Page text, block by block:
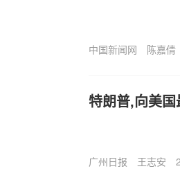
中国新闻网 陈嘉倩
特朗普,向美
广州日报 王志安